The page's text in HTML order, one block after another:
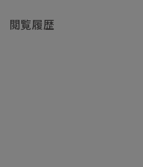
閲覧履歴